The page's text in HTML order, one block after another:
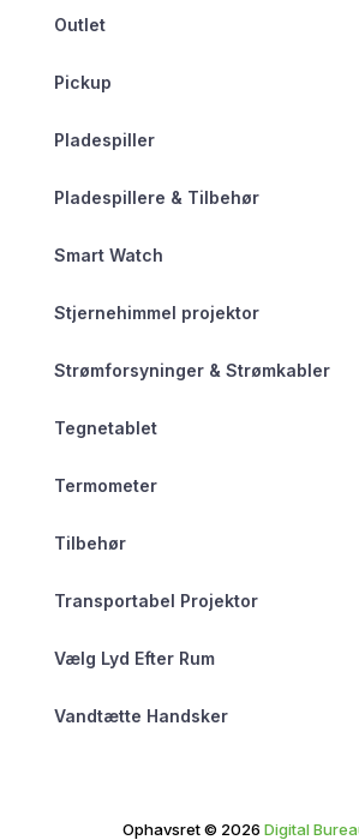
Outlet
Pickup
Pladespiller
Pladespillere & Tilbehør
Smart Watch
Stjernehimmel projektor
Strømforsyninger & Strømkabler
Tegnetablet
Termometer
Tilbehør
Transportabel Projektor
Vælg Lyd Efter Rum
Vandtætte Handsker
Ophavsret © 2026 Digital